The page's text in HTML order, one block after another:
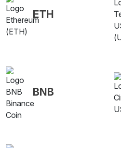
ETH
BNB